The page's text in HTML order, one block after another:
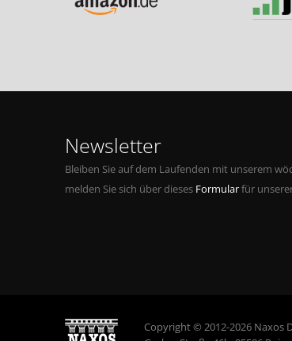
Newsletter
Bleiben Sie auf dem Laufenden mit unserem
melden Sie sich über dieses Formularfür
Copyright © 2012-2026 Naxos